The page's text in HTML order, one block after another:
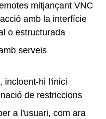
mitjançant VNC
amb la interfície
o estructurada
serveis
incloent-hi l'inici
de restriccions
a l'usuari, com ara